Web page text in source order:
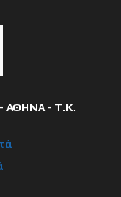
ΑΘΗΝΑ - Τ.Κ.